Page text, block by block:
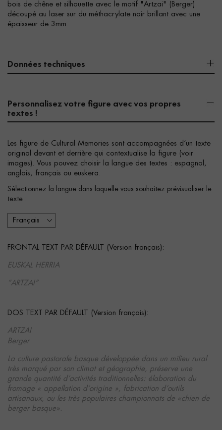
bois de chêne et silhouette avec le motif "Artzai" (Berger)
découpé au laser sur du méthacrylate noir brillant avec une
épaisseur de 3mm.
Données techniques
Personnalisez votre figure avec vos propres
textes !
Les figure de Cultural Memories sont accompagnées d’un texte
original devant et derrière qui contextualise la figure (voir
images). Vous pouvez choisir la langue des textes : espagnol,
anglais, français ou euskera.
Sélectionnez la langue dans laquelle vous souhaitez prévisualiser le
texte :
FRONTAL TEXT PAR DÉFAULT (Version français):
EUSKAL HERRIA
”ARTZAI”
DOS TEXT PAR DÉFAULT (Version français):
ARTZAI
Berger
La culture pastorale basque développée dans un milieu rural
très marqué par son climat et géographie, préserve une
grande quantité d’activités traditionnelles: élaboration du
fromage « appellation d’origine », fabrication d’outils
artisanaux, ou les très populaires championnats de «chien de
berger basque».